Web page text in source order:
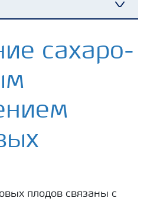
сахаро-
плодов связаны с